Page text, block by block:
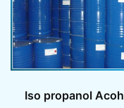
Iso propanol